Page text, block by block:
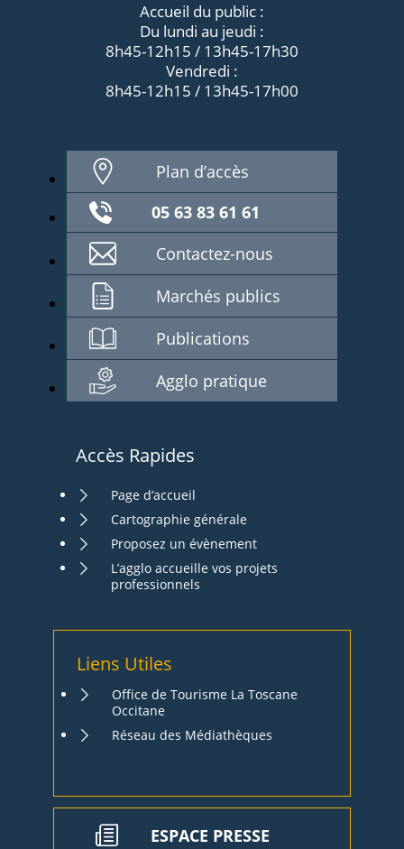
Accueil du public :
Du lundi au jeudi :
8h45-12h15 / 13h45-17h30
Vendredi :
8h45-12h15 / 13h45-17h00
Plan d’accès
05 63 83 61 61
Contactez-nous
Marchés publics
Publications
Agglo pratique
Accès Rapides
Page d’accueil
Cartographie générale
Proposez un évènement
L’agglo accueille vos projets
professionnels
Liens Utiles
Office de Tourisme La Toscane
Occitane
Réseau des Médiathèques
ESPACE PRESSE